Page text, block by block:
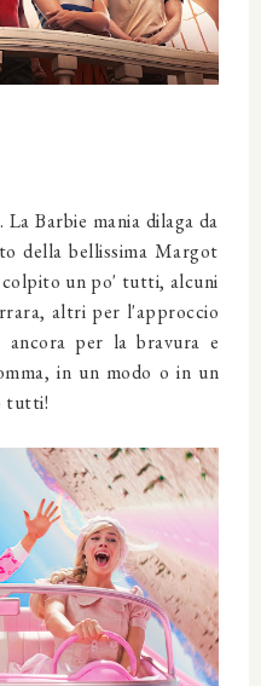
Barbie mania dilaga da
della bellissima Margot
colpito un po' tutti, alcuni
altri per l'approccio
per la bravura e
in un modo o in un
tutti!